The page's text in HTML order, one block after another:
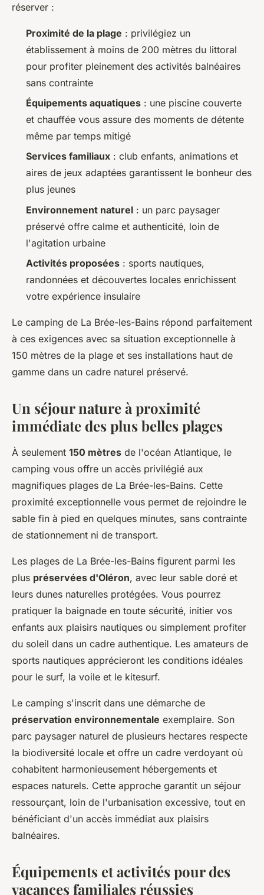
réserver :
Proximité de la plage : privilégiez un
établissement à moins de 200 mètres du littoral
pour profiter pleinement des activités balnéaires
sans contrainte
Équipements aquatiques : une piscine couverte
et chauffée vous assure des moments de détente
même par temps mitigé
Services familiaux : club enfants, animations et
aires de jeux adaptées garantissent le bonheur des
plus jeunes
Environnement naturel : un parc paysager
préservé offre calme et authenticité, loin de
l'agitation urbaine
Activités proposées : sports nautiques,
randonnées et découvertes locales enrichissent
votre expérience insulaire
Le camping de La Brée-les-Bains répond parfaitement
à ces exigences avec sa situation exceptionnelle à
150 mètres de la plage et ses installations haut de
gamme dans un cadre naturel préservé.
Un séjour nature à proximité
immédiate des plus belles plages
À seulement 150 mètres de l'océan Atlantique, le
camping vous offre un accès privilégié aux
magnifiques plages de La Brée-les-Bains. Cette
proximité exceptionnelle vous permet de rejoindre le
sable fin à pied en quelques minutes, sans contrainte
de stationnement ni de transport.
Les plages de La Brée-les-Bains figurent parmi les
plus préservées d'Oléron, avec leur sable doré et
leurs dunes naturelles protégées. Vous pourrez
pratiquer la baignade en toute sécurité, initier vos
enfants aux plaisirs nautiques ou simplement profiter
du soleil dans un cadre authentique. Les amateurs de
sports nautiques apprécieront les conditions idéales
pour le surf, la voile et le kitesurf.
Le camping s'inscrit dans une démarche de
préservation environnementale exemplaire. Son
parc paysager naturel de plusieurs hectares respecte
la biodiversité locale et offre un cadre verdoyant où
cohabitent harmonieusement hébergements et
espaces naturels. Cette approche garantit un séjour
ressourçant, loin de l'urbanisation excessive, tout en
bénéficiant d'un accès immédiat aux plaisirs
balnéaires.
Équipements et activités pour des
vacances familiales réussies